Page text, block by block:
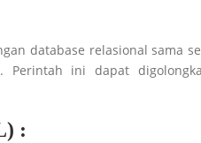
database relasional sama
Perintah ini dapat
: